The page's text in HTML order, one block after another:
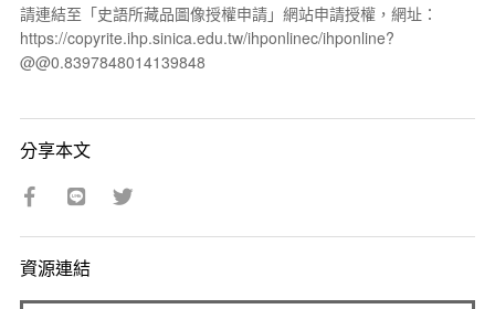
請連結至「史語所藏品圖像授權申請」網站申請授權，網址：
https://copyrite.ihp.sinica.edu.tw/ihponlinec/ihponline?
@@0.8397848014139848
分享本文
資源連結